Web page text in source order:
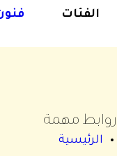
الفئات
روابط مهمة
الرئيسية